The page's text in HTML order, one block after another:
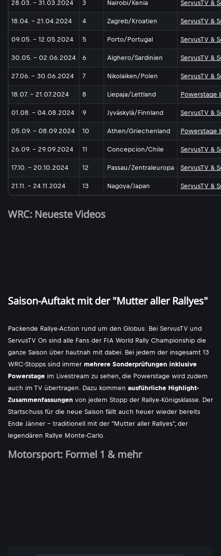
28.03. - 31.03.2024 3 Nairobi/Kenia ServusTV &
18.04. - 21.04.2024 4 Zagreb/Kroatien ServusTV &
09.05. - 12.05.2024 5 Porto/Portugal ServusTV &
30.05. - 02.06.2024 6 Alghero/Sardinien ServusTV &
27.06. - 30.06.2024 7 Nikolaiken/Polen ServusTV &
18.07. - 21.07.2024 8 Liepaja/Lettland Powerstage
01.08. - 04.08.2024 9 Jyväskylä/Finnland ServusTV &
05.09. - 08.09.2024 10 Athen/Griechenland Powerstage
26.09. - 29.09.2024 11 Concepcion/Chile ServusTV &
17.10. - 20.10.2024 12 Passau/Zentraleuropa ServusTV &
21.11. - 24.11.2024 13 Nagoya/Japan ServusTV &
WRC: Neueste Videos
Saison-Auftakt mit der "Mutter aller Rallyes"
Packende Rallye-Action rund um den Globus: Bei ServusTV und
ServusTV On sind alle Fans der FIA World Rally Championship die
ganze Saison über hautnah mit dabei. Bei jedem der insgesamt 13
WRC-Stopps sind immer mehrere Sonderprüfungen inklusive
Powerstage im Livestream zu sehen, die Powerstage wird zudem
auch im TV übertragen. Dazu kommen ausführliche Highlight-
Zusammenfassungen von jedem Stopp der Rallye-Königsklasse. Der
Startschuss für die neue Saison fällt auch heuer wieder bereits
Ende Jänner - traditionell mit der "Mutter aller Rallyes", der
legendären Rallye Monte-Carlo.
Motorsport: Formel 1 & mehr